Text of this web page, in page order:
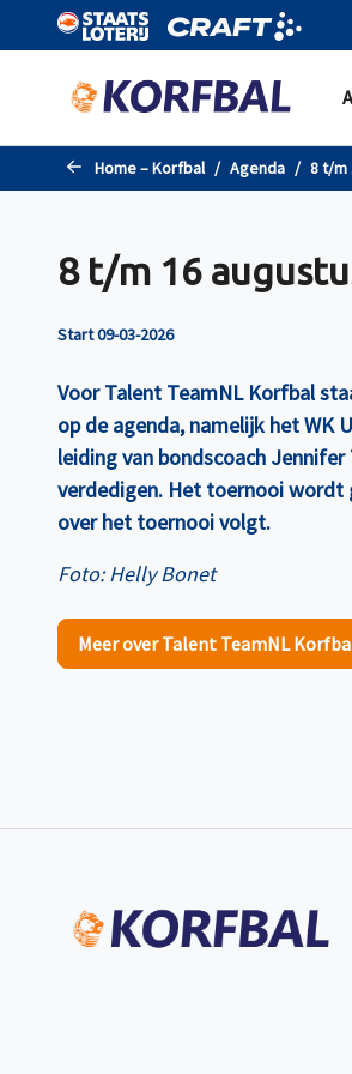
Naar de hoofdinhoud gaan
Home – Korfbal Agenda 8 t/m
8 t/m 16
Start 09-03-2026
Voor Talent TeamNL Korfbal
op de agenda, namelijk het WK
leiding van bondscoach
verdedigen. Het toernooi wordt
over het toernooi volgt.
Foto: Helly Bonet
Meer over Talent TeamNL